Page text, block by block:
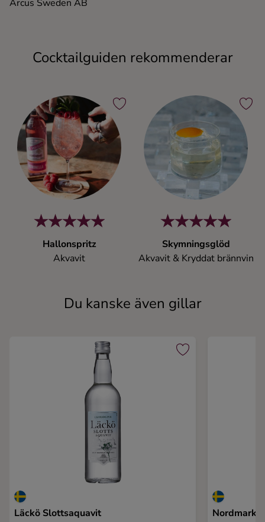
Arcus Sweden AB
Cocktailguiden rekommenderar
Hallonspritz
Akvavit
Skymningsglöd
Akvavit & Kryddat brännvin
Du kanske även gillar
Läckö Slottsaquavit